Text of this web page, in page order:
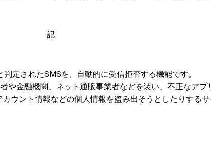
記
定されたSMSを、自動的に受信拒否する機能です。
や金融機関、ネット通販事業者などを装い、不正なアプ
ウント情報などの個人情報を盗み出そうとしたりする